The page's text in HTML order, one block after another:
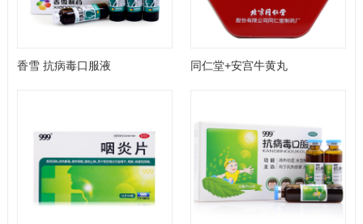
香雪 抗病毒口服液 同仁堂+安宫牛黄丸